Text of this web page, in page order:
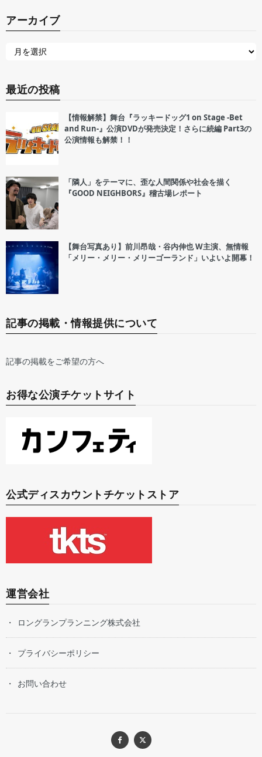
アーカイブ
最近の投稿
【情報解禁】舞台『ラッキードッグ1 on Stage -Bet
and Run-』公演DVDが発売決定！さらに続編 Part3の
公演情報も解禁！！
「隣人」をテーマに、歪な人間関係や社会を描く
『GOOD NEIGHBORS』稽古場レポート
【舞台写真あり】前川昂哉・谷内伸也 W主演、無情報
「メリー・メリー・メリーゴーランド」いよいよ開幕！
記事の掲載・情報提供について
記事の掲載をご希望の方へ
お得な公演チケットサイト
公式ディスカウントチケットストア
運営会社
ロングランプランニング株式会社
プライバシーポリシー
お問い合わせ